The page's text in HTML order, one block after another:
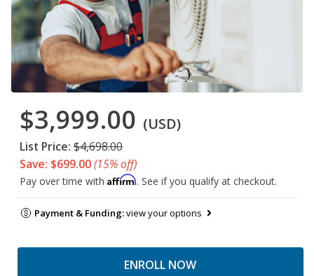
$3,999.00 (USD)
List Price: $4,698.00
Save: $699.00(15% off)
Pay over time with Affirm. See if you qualify at checkout.
Payment & Funding:view your options
ENROLL NOW